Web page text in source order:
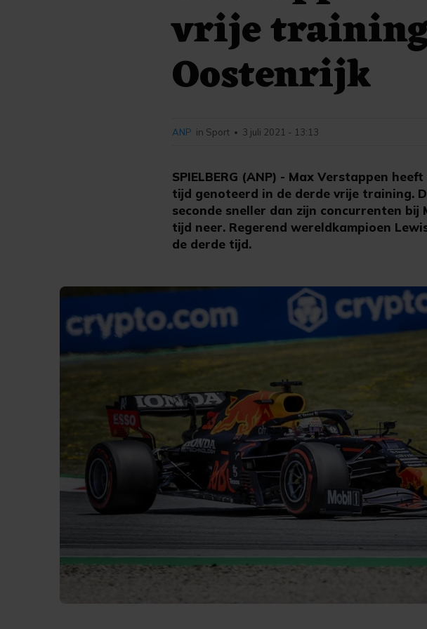
vrije training
Oostenrijk
SPIELBERG (ANP) - Max Verstappen
tijd genoteerd in de derde vrije training.
seconde sneller dan zijn concurrenten
tijd neer. Regerend wereldkampioen
de derde tijd.
ANP in Sport • 3 juli 2021 - 13:13